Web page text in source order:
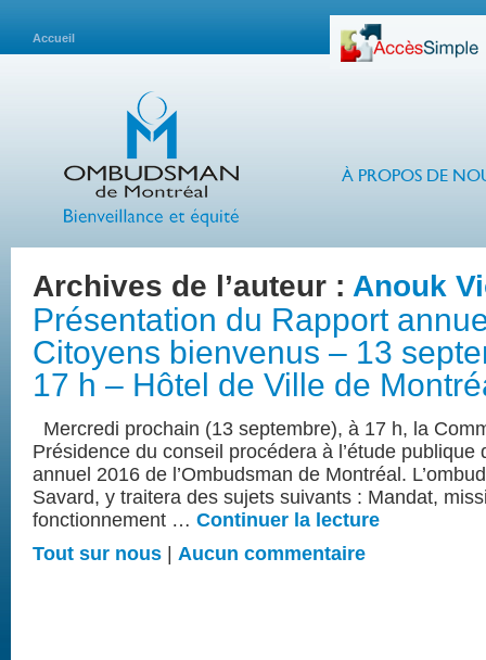
Accueil
À PROPOS DE
Archives de l’auteur : Anouk
Présentation du Rapport
Citoyens bienvenus – 13
17 h – Hôtel de Ville de
Mercredi prochain (13 septembre), à 17 h, la
Présidence du conseil procédera à l’étude publique
annuel 2016 de l’Ombudsman de Montréal.
Savard, y traitera des sujets suivants : Mandat,
fonctionnement … Continuer la lecture
Tout sur nous
Aucun commentaire